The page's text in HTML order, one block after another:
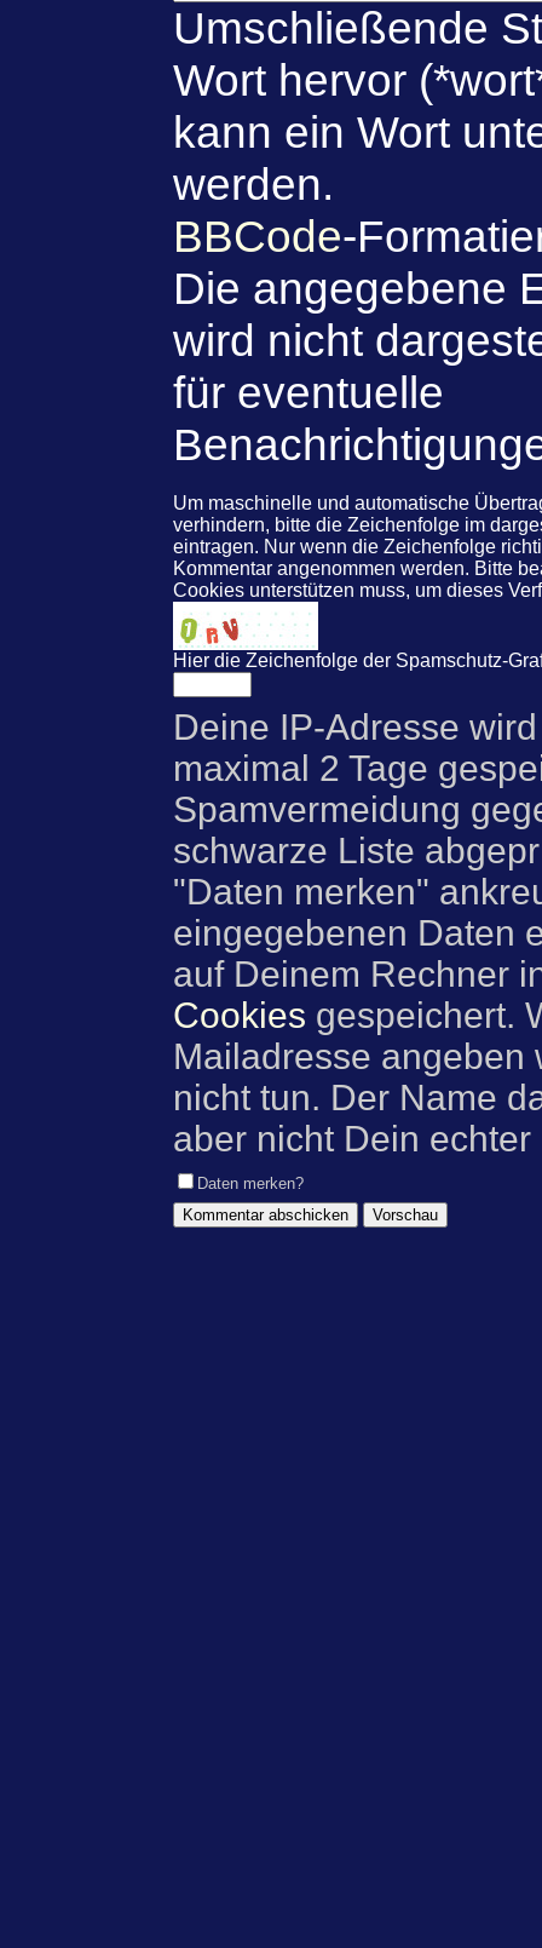
Umschließende
Wort hervor
kann ein Wort
werden.
BBCode-
Die angegebene
wird nicht
für eventuelle
Um maschinelle und automatische
verhindern, bitte die Zeichenfolge im
eintragen. Nur wenn die Zeichenfolge
Kommentar angenommen werden. Bitte
Cookies unterstützen muss, um dieses
Hier die Zeichenfolge der Spamschutz-
Deine IP-Adresse
maximal 2 Tage
Spamvermeidung
schwarze Liste
"Daten merken"
eingegebenen Daten
auf Deinem Rechner
Cookies gespeichert.
Mailadresse angeben
nicht tun. Der Name
aber nicht Dein
Daten merken?